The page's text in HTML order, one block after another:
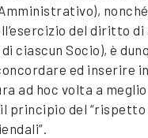
del diritto di
ciascun Socio), è
ed inserire
ad hoc volta a
principio del “rispetto